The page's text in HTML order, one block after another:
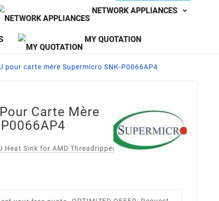
NETWORK APPLIANCES
MY QUOTATION
pour carte mère Supermicro SNK-P0066AP4
Carte Mère
Heat Sink for AMD Threadripper in GS7 System,R